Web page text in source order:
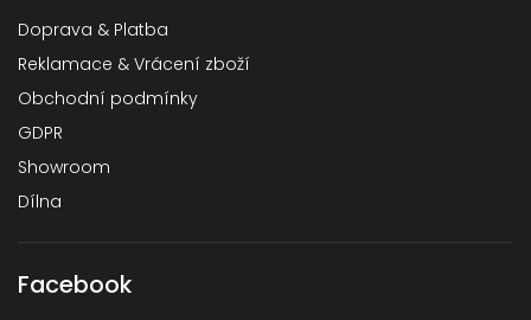
Doprava & Platba
Reklamace & Vrácení zboží
Obchodní podmínky
GDPR
Showroom
Dílna
Facebook